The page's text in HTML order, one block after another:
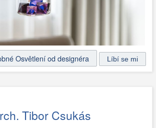
Osvětlení od designéra
Tibor Csukás